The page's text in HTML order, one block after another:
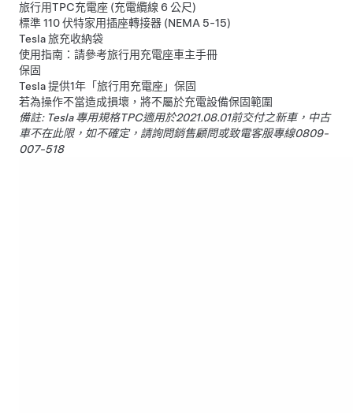
旅行用TPC充電座 (充電纜線 6 公尺)
標準 110 伏特家用插座轉接器 (NEMA 5-15)
Tesla 旅充收納袋
使用指南：請參考旅行用充電座車主手冊
保固
Tesla 提供1年「旅行用充電座」保固
若為操作不當造成損壞，將不屬於充電設備保固範圍
備註: Tesla 專用規格TPC適用於2021.08.01前交付之新車，中古
車不在此限，如不確定，請詢問銷售顧問或致電客服專線0809-
007-518